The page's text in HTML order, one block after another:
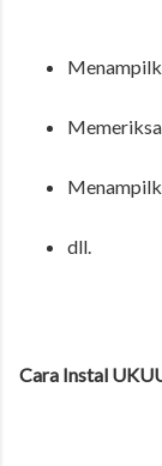
dll.
Cara Instal